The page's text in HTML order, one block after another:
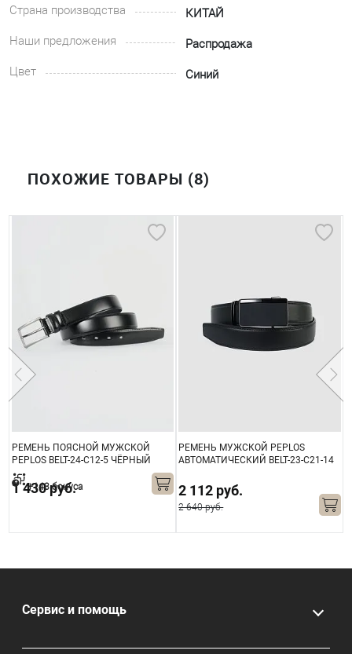
Страна производства
КИТАЙ
Наши предложения
Распродажа
Цвет
Синий
ПОХОЖИЕ ТОВАРЫ (8)
РЕМЕНЬ ПОЯСНОЙ МУЖСКОЙ
PEPLOS BELT-24-C12-5 ЧЁРНЫЙ
1 430 руб.
+143 бонуса
РЕМЕНЬ МУЖСКОЙ PEPLOS
АВТОМАТИЧЕСКИЙ BELT-23-C21-14
2 112 руб.
2 640 руб.
Сервис и помощь